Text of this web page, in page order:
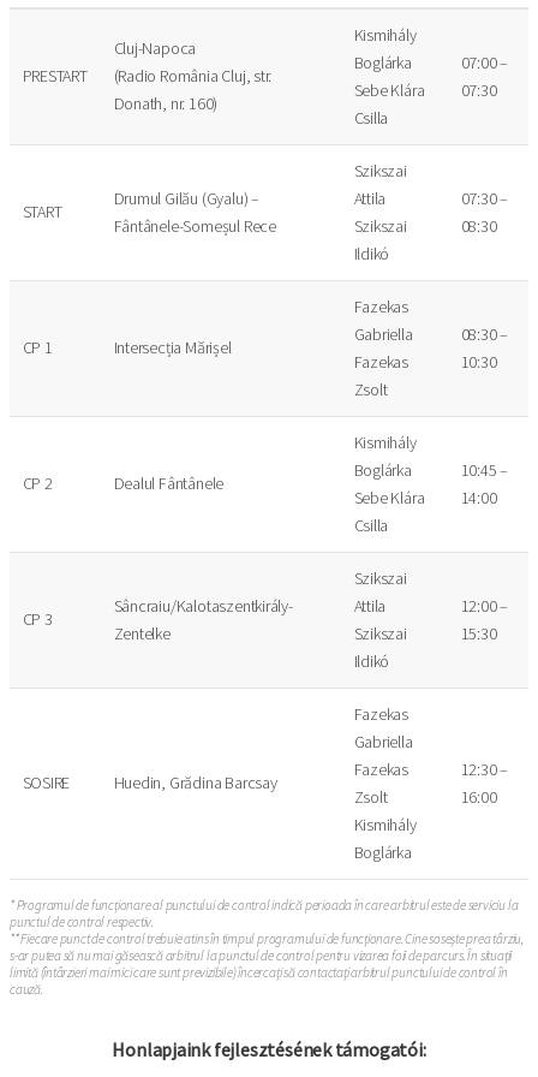
PRESTART
Cluj-Napoca
(Radio România Cluj, str.
Donath, nr. 160)
Kismihály
Boglárka
Sebe Klára
Csilla
07:00 –
07:30
START
Drumul Gilău (Gyalu) –
Fântânele-Someșul Rece
Szikszai
Attila
Szikszai
Ildikó
07:30 –
08:30
CP 1 Intersecția Mărișel
Fazekas
Gabriella
Fazekas
Zsolt
08:30 –
10:30
CP 2 Dealul Fântânele
Kismihály
Boglárka
Sebe Klára
Csilla
10:45 –
14:00
CP 3
Sâncraiu/Kalotaszentkirály-
Zentelke
Szikszai
Attila
Szikszai
Ildikó
12:00 –
15:30
SOSIRE Huedin, Grădina Barcsay
Fazekas
Gabriella
Fazekas
Zsolt
Kismihály
Boglárka
12:30 –
16:00
* Programul de funcționare al punctului de control indică perioada în care arbitrul este de serviciu la
punctul de control respectiv.
** Fiecare punct de control trebuie atins în timpul programului de funcționare. Cine sosește prea târziu,
s-ar putea să nu mai găsească arbitrul la punctul de control pentru vizarea foii de parcurs. În situații
limită (întârzieri mai mici care sunt previzibile) încercați să contactați arbitrul punctului de control în
cauză.
Honlapjaink fejlesztésének támogatói: